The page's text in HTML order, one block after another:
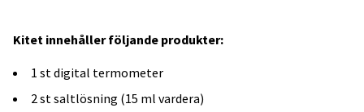
Kitet innehåller följande produkter:
1 st digital termometer
2 st saltlösning (15 ml vardera)